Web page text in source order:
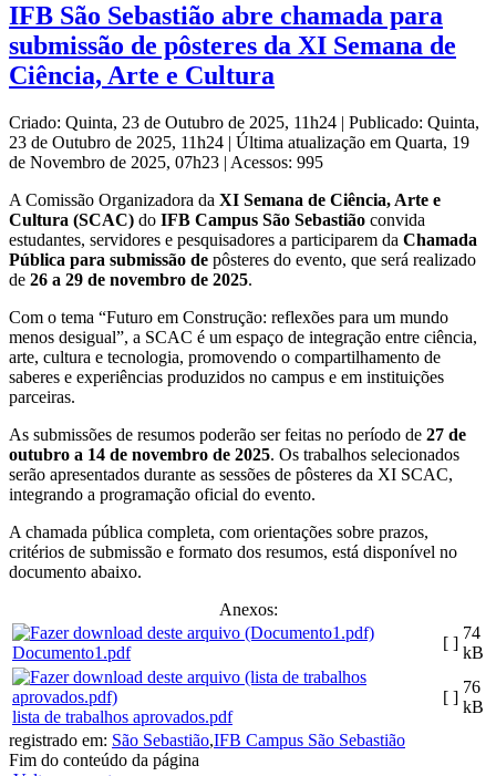
IFB São Sebastião abre chamada para
submissão de pôsteres da XI Semana de
Ciência, Arte e Cultura
Criado: Quinta, 23 de Outubro de 2025, 11h24 | Publicado: Quinta,
23 de Outubro de 2025, 11h24 | Última atualização em Quarta, 19
de Novembro de 2025, 07h23 | Acessos: 995
A Comissão Organizadora da XI Semana de Ciência, Arte e
Cultura (SCAC) do IFB Campus São Sebastião convida
estudantes, servidores e pesquisadores a participarem da Chamada
Pública para submissão de pôsteres do evento, que será realizado
de 26 a 29 de novembro de 2025.
Com o tema “Futuro em Construção: reflexões para um mundo
menos desigual”, a SCAC é um espaço de integração entre ciência,
arte, cultura e tecnologia, promovendo o compartilhamento de
saberes e experiências produzidos no campus e em instituições
parceiras.
As submissões de resumos poderão ser feitas no período de 27 de
outubro a 14 de novembro de 2025. Os trabalhos selecionados
serão apresentados durante as sessões de pôsteres da XI SCAC,
integrando a programação oficial do evento.
A chamada pública completa, com orientações sobre prazos,
critérios de submissão e formato dos resumos, está disponível no
documento abaixo.
Anexos:
Documento1.pdf
[ ]
74
kB
lista de trabalhos aprovados.pdf
[ ]
76
kB
registrado em: São Sebastião,IFB Campus São Sebastião
Fim do conteúdo da página